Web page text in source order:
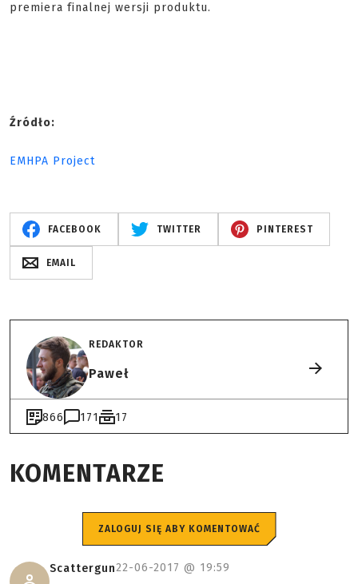
premiera finalnej wersji produktu.
Źródło:
EMHPA Project
FACEBOOK TWITTER PINTEREST
EMAIL
REDAKTOR
Paweł
866 171 17
KOMENTARZE
ZALOGUJ SIĘ ABY KOMENTOWAĆ
Scattergun22-06-2017 @ 19:59